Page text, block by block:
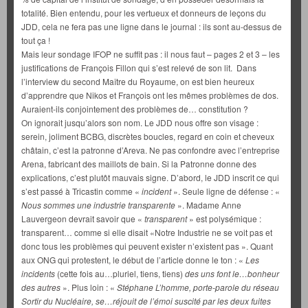
totalité. Bien entendu, pour les vertueux et donneurs de leçons du
JDD, cela ne fera pas une ligne dans le journal : ils sont au-dessus de
tout ça !
Mais leur sondage IFOP ne suffit pas : il nous faut – pages 2 et 3 – les
justifications de François Fillon qui s’est relevé de son lit. Dans
l’interview du second Maître du Royaume, on est bien heureux
d’apprendre que Nikos et François ont les mêmes problèmes de dos.
Auraient-ils conjointement des problèmes de… constitution ?
On ignorait jusqu’alors son nom. Le JDD nous offre son visage :
serein, joliment BCBG, discrètes boucles, regard en coin et cheveux
châtain, c’est la patronne d’Areva. Ne pas confondre avec l’entreprise
Arena, fabricant des maillots de bain. Si la Patronne donne des
explications, c’est plutôt mauvais signe. D’abord, le JDD inscrit ce qui
s’est passé à Tricastin comme « incident». Seule ligne de défense : «
Nous sommes une industrie transparente ». Madame Anne
Lauvergeon devrait savoir que « transparent» est polysémique :
transparent… comme si elle disait «Notre Industrie ne se voit pas et
donc tous les problèmes qui peuvent exister n’existent pas ». Quant
aux ONG qui protestent, le début de l’article donne le ton : « Les
incidents (cette fois au…pluriel, tiens, tiens) des uns font le…bonheur
des autres ». Plus loin : « Stéphane L’homme, porte-parole du réseau
Sortir du Nucléaire, se…réjouit de l’émoi suscité par les deux fuites